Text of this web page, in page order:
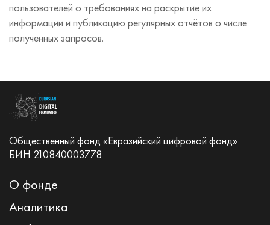
пользователей о требованиях на раскрытие их
информации и публикацию регулярных отчётов о числе
полученных запросов.
Общественный фонд «Евразийский цифровой фонд»
БИН 210840003778
О фонде
Аналитика